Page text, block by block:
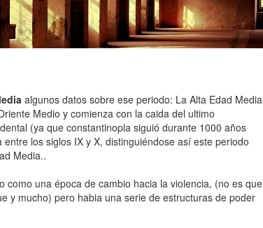
algunos datos sobre ese periodo: La Alta Edad Media
Medio y comienza con la caida del ultimo
(ya que constantinopla siguió durante 1000 años
los siglos IX y X, distinguiéndose así este periodo
Media..
como una época de cambio hacia la violencia, (no es que
y mucho) pero habia una serie de estructuras de poder